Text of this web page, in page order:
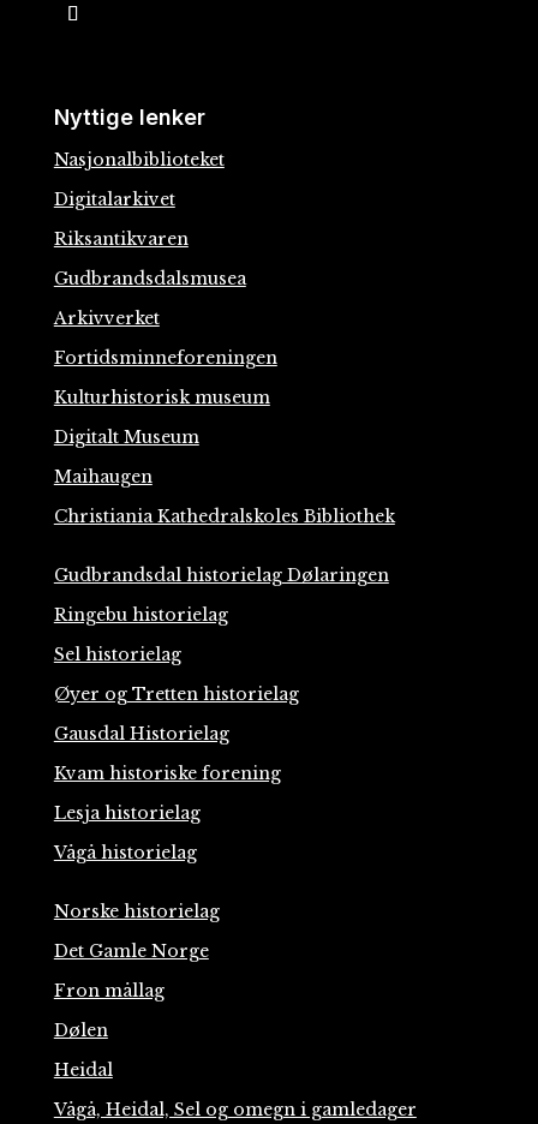
Nyttige lenker
Nasjonalbiblioteket
Digitalarkivet
Riksantikvaren
Gudbrandsdalsmusea
Arkivverket
Fortidsminneforeningen
Kulturhistorisk museum
Digitalt Museum
Maihaugen
Christiania Kathedralskoles Bibliothek
Gudbrandsdal historielag Dølaringen
Ringebu historielag
Sel historielag
Øyer og Tretten historielag
Gausdal Historielag
Kvam historiske forening
Lesja historielag
Vågå historielag
Norske historielag
Det Gamle Norge
Fron mållag
Dølen
Heidal
Vågå, Heidal, Sel og omegn i gamledager